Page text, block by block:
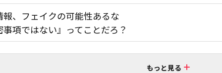
報、フェイクの可能性あるな
事項ではない』ってことだろ？
もっと見る